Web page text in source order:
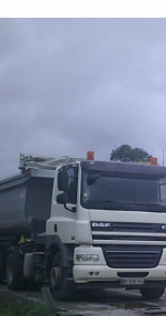
Aller